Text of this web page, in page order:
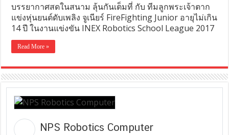
บรรยากาศสดในสนาม ลุ้นกันเต็มที่ กับ ทีมลูกพระเจ้าตาก
แข่งหุ่นยนต์ดับเพลิง จูเนียร์ FireFighting Junior อายุไม่เกิน
14 ปี ในงานแข่งขัน INEX Robotics School League 2017
Read More »
NPS Robotics Computer